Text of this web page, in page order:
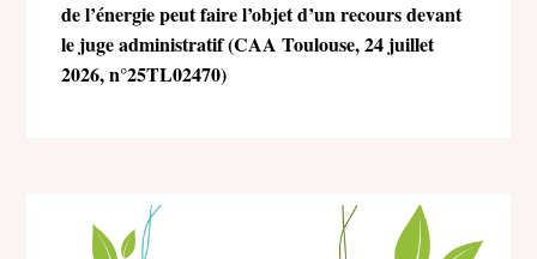
de l’énergie peut faire l’objet d’un recours devant
le juge administratif (CAA Toulouse, 24 juillet
2026, n°25TL02470)